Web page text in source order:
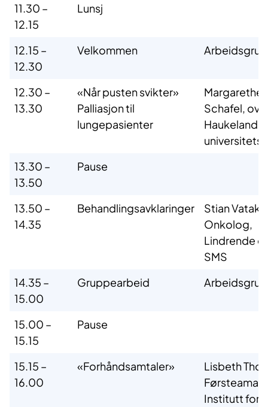
11.30 –
12.15
Lunsj
12.15 –
12.30
Velkommen
12.30 –
13.30
«Når pusten svikter»
Palliasjon til
lungepasienter
Margarethe
Schafel,
Haukeland
13.30 –
13.50
Pause
13.50 –
14.35
Behandlingsavklaringer
Stian
Onkolog,
Lindrende
SMS
14.35 –
15.00
Gruppearbeid
15.00 –
15.15
Pause
15.15 –
16.00
«Forhåndsamtaler»
Lisbeth
Institutt for